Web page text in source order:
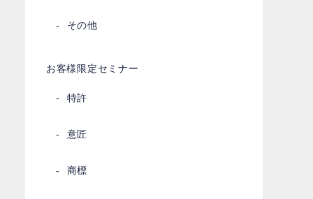
その他
お客様限定セミナー
特許
意匠
商標